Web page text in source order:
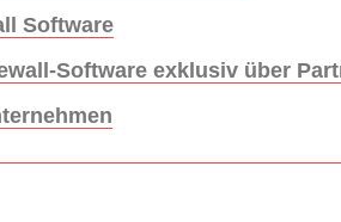
Software
Software exklusiv über